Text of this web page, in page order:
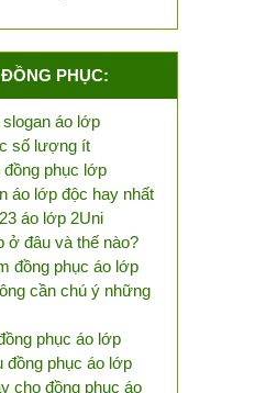
PHỤC:
áo lớp
số lượng ít
đồng phục lớp
áo lớp độc hay nhất
áo lớp 2Uni
ở đâu và thế nào?
đồng phục áo lớp
cần chú ý những
phục áo lớp
đồng phục áo lớp
cho đồng phục áo